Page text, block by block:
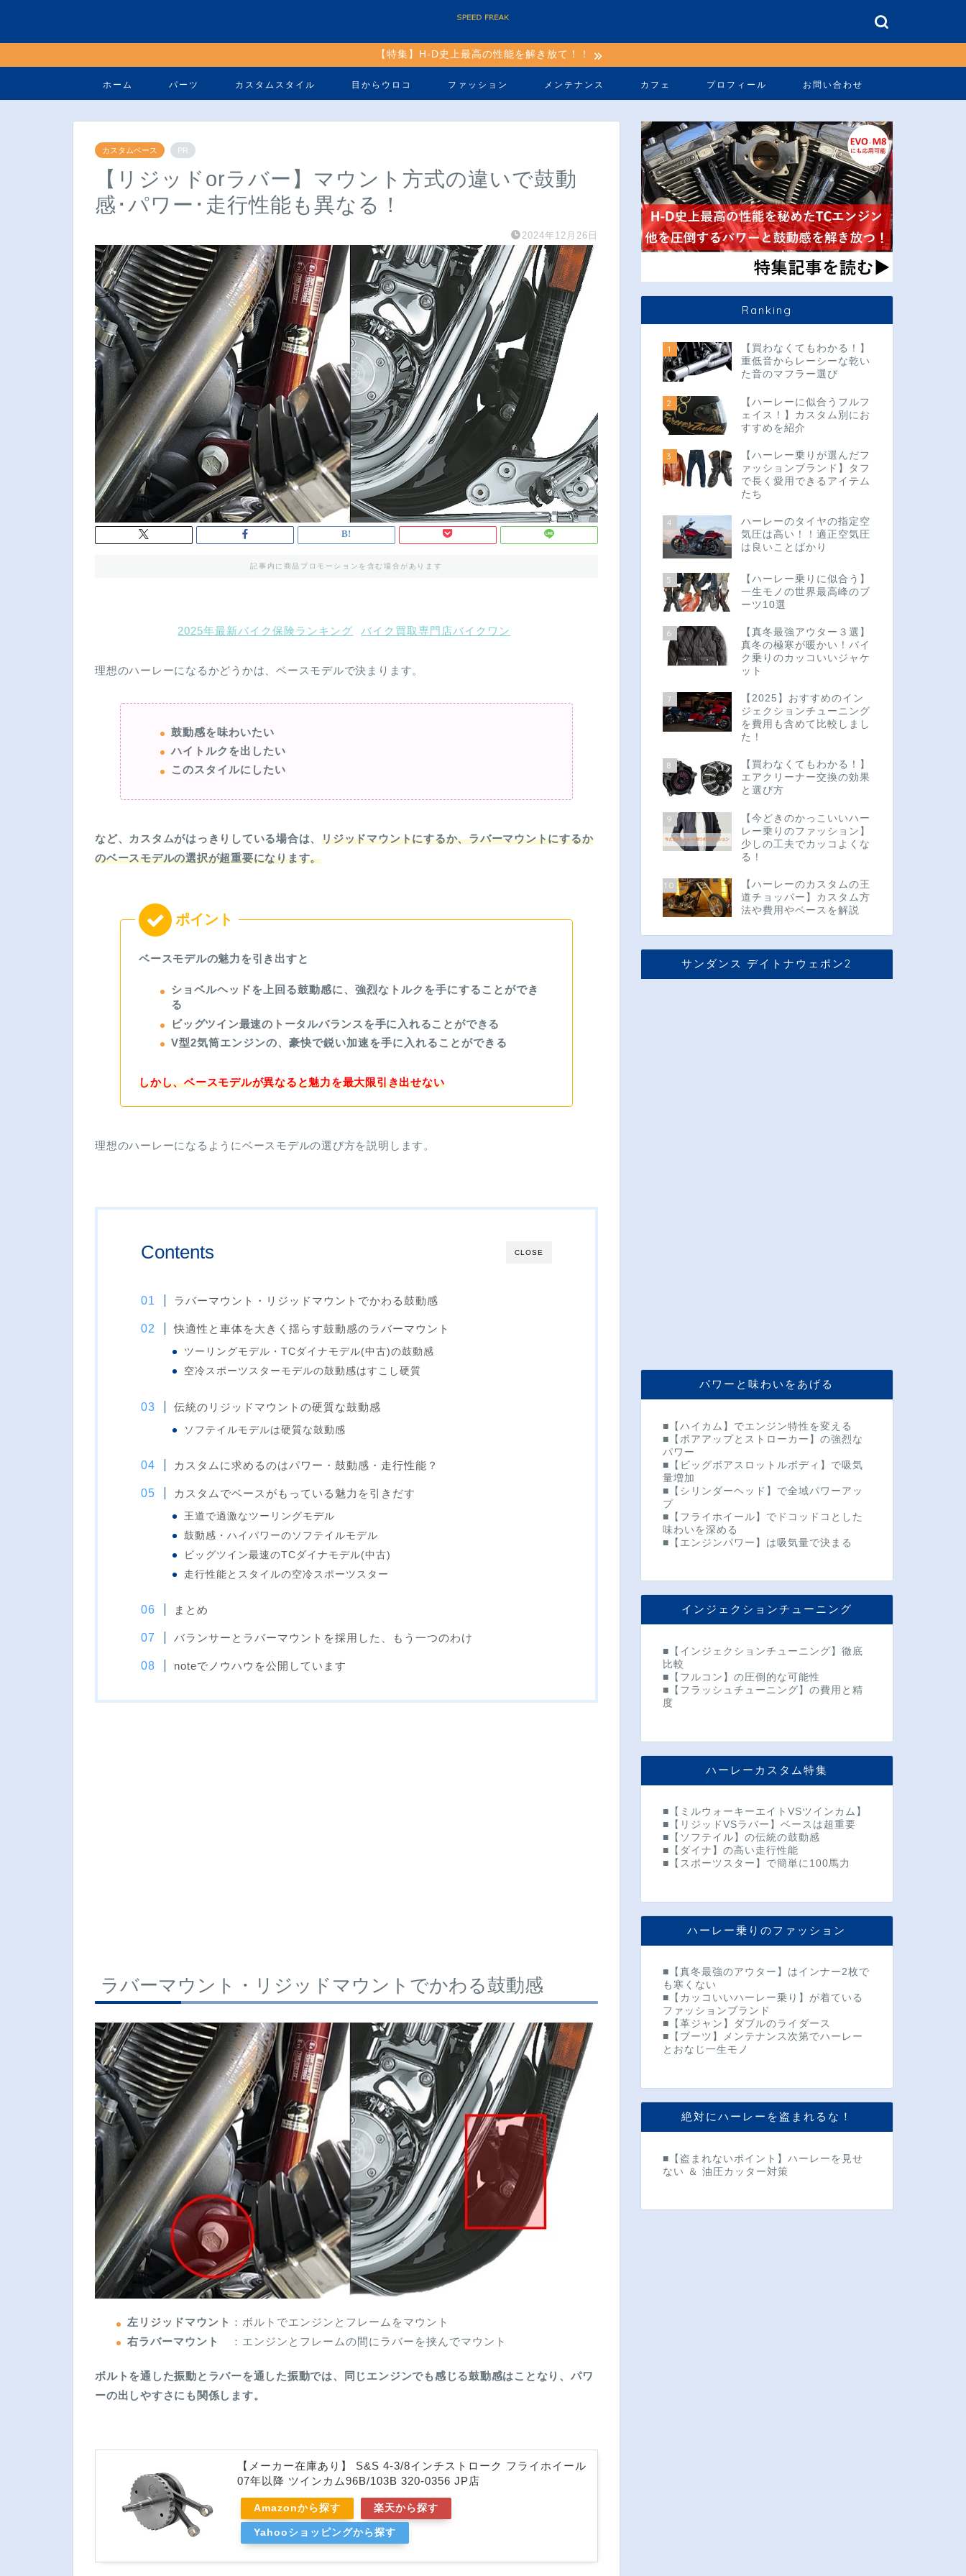
【特集】H-D史上最高の性能を解き放て！！
ホーム パーツ カスタムスタイル 目からウロコ ファッション メンテナンス カフェ プロフィール お問い合わせ
カスタムベース PR
【リジッドorラバー】マウント方式の違いで鼓動
感･パワー･走行性能も異なる！
2024年12月26日
記事内に商品プロモーションを含む場合があります
2025年最新バイク保険ランキング バイク買取専門店バイクワン
理想のハーレーになるかどうかは、ベースモデルで決まります。
鼓動感を味わいたい
ハイトルクを出したい
このスタイルにしたい
など、カスタムがはっきりしている場合は、リジッドマウントにするか、ラバーマウントにするか
のベースモデルの選択が超重要になります。
ベースモデルの魅力を引き出すと
ショベルヘッドを上回る鼓動感に、強烈なトルクを手にすることができ
る
ビッグツイン最速のトータルバランスを手に入れることができる
V型2気筒エンジンの、豪快で鋭い加速を手に入れることができる
しかし、ベースモデルが異なると魅力を最大限引き出せない
理想のハーレーになるようにベースモデルの選び方を説明します。
CLOSE
Contents
ラバーマウント・リジッドマウントでかわる鼓動感
快適性と車体を大きく揺らす鼓動感のラバーマウント
ツーリングモデル・TCダイナモデル(中古)の鼓動感
空冷スポーツスターモデルの鼓動感はすこし硬質
伝統のリジッドマウントの硬質な鼓動感
ソフテイルモデルは硬質な鼓動感
カスタムに求めるのはパワー・鼓動感・走行性能？
カスタムでベースがもっている魅力を引きだす
王道で過激なツーリングモデル
鼓動感・ハイパワーのソフテイルモデル
ビッグツイン最速のTCダイナモデル(中古)
走行性能とスタイルの空冷スポーツスター
まとめ
バランサーとラバーマウントを採用した、もう一つのわけ
noteでノウハウを公開しています
ラバーマウント・リジッドマウントでかわる鼓動感
左リジッドマウント ：ボルトでエンジンとフレームをマウント
右ラバーマウント
：エンジンとフレームの間にラバーを挟んでマウント
ボルトを通した振動とラバーを通した振動では、同じエンジンでも感じる鼓動感はことなり、パワ
ーの出しやすさにも関係します。
【メーカー在庫あり】 S&S 4-3/8インチストローク フライホイール
07年以降 ツインカム96B/103B 320-0356 JP店
Amazonから探す 楽天から探す
Yahooショッピングから探す
Ranking
1
【買わなくてもわかる！】
重低音からレーシーな乾い
た音のマフラー選び
2
【ハーレーに似合うフルフ
ェイス！】カスタム別にお
すすめを紹介
3
【ハーレー乗りが選んだフ
ァッションブランド】タフ
で長く愛用できるアイテム
たち
4
ハーレーのタイヤの指定空
気圧は高い！！適正空気圧
は良いことばかり
5
【ハーレー乗りに似合う】
一生モノの世界最高峰のブ
ーツ10選
6
【真冬最強アウター３選】
真冬の極寒が暖かい！バイ
ク乗りのカッコいいジャケ
ット
7
【2025】おすすめのイン
ジェクションチューニング
を費用も含めて比較しまし
た！
8
【買わなくてもわかる！】
エアクリーナー交換の効果
と選び方
9
【今どきのかっこいいハー
レー乗りのファッション】
少しの工夫でカッコよくな
る！
10
【ハーレーのカスタムの王
道チョッパー】カスタム方
法や費用やベースを解説
サンダンス デイトナウェポン2
パワーと味わいをあげる
■【ハイカム】でエンジン特性を変える
■【ボアアップとストローカー】の強烈な
パワー
■【ビッグボアスロットルボディ】で吸気
量増加
■【シリンダーヘッド】で全域パワーアッ
プ
■【フライホイール】でドコッドコとした
味わいを深める
■【エンジンパワー】は吸気量で決まる
インジェクションチューニング
■【インジェクションチューニング】徹底
比較
■【フルコン】の圧倒的な可能性
■【フラッシュチューニング】の費用と精
度
ハーレーカスタム特集
■【ミルウォーキーエイトVSツインカム】
■【リジッドVSラバー】ベースは超重要
■【ソフテイル】の伝統の鼓動感
■【ダイナ】の高い走行性能
■【スポーツスター】で簡単に100馬力
ハーレー乗りのファッション
■【真冬最強のアウター】はインナー2枚で
も寒くない
■【カッコいいハーレー乗り】が着ている
ファッションブランド
■【革ジャン】ダブルのライダース
■【ブーツ】メンテナンス次第でハーレー
とおなじ一生モノ
絶対にハーレーを盗まれるな！
■【盗まれないポイント】ハーレーを見せ
ない ＆ 油圧カッター対策